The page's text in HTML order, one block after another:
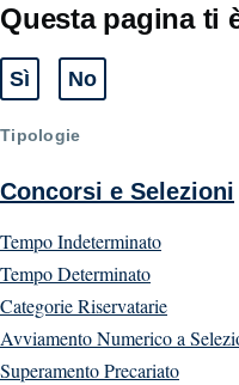
Questa pagina ti
Sì
Tipologie
Concorsi e Selezioni
Tempo Indeterminato
Tempo Determinato
Categorie Riservatarie
Avviamento Numerico a
Superamento Precariato